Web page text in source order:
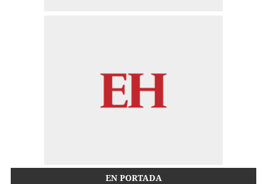
EN PORTADA